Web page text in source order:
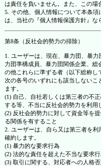
は責任を負いません。また、この場
5. その他、個人情報について本条
は、当社の『個人情報保護方針』な
第8条（反社会的勢力の排除）
1. ユーザーは、現在、暴力団、暴
力団準構成員、暴力団関係企業、
の他これらに準ずる者（以下総称
次の各号のいずれにも該当しないこ
ます。
(1) 自己、自社若しくは第三者の不
する等、不当に反社会的勢力を利用
(2) 反社会的勢力に対して資金等を
る関係を有すること
2. ユーザーは、自ら又は第三者を
確約します。
(1) 暴力的な要求行為
(2) 法的な責任を超えた不当な要求
(3) 取引に関する、対応者への人格